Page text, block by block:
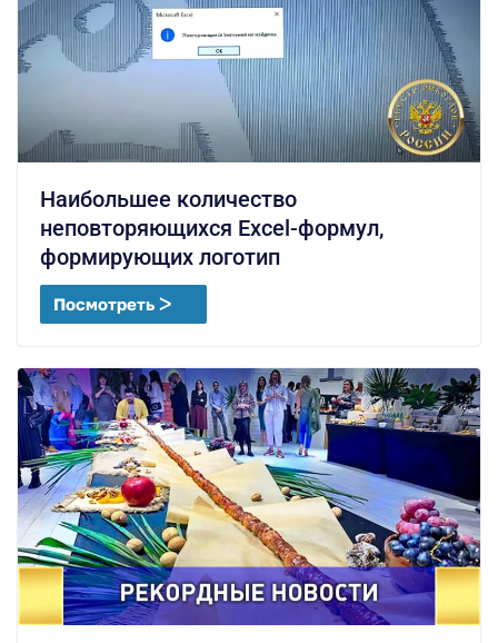
Наибольшее количество
неповторяющихся Excel-формул,
формирующих логотип
Посмотреть ᐳ